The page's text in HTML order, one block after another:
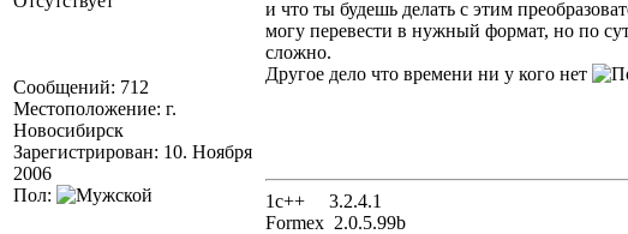
Сообщений: 712
Местоположение: г.
Новосибирск
Зарегистрирован: 10. Ноября
2006
Пол:
и что ты будешь делать с этим
могу перевести в нужный формат, но по
сложно.
Другое дело что времени ни у кого нет
1с++ 3.2.4.1
Formex 2.0.5.99b